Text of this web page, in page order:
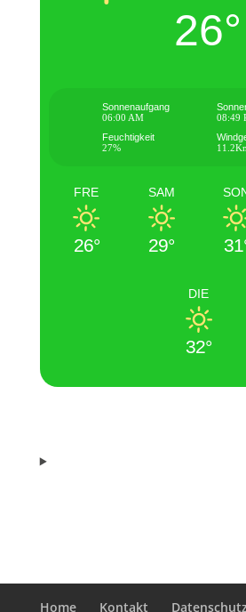
26°
Sonnenaufgang
06:00 AM
08:49
Feuchtigkeit
27%
FRE
26°
SAM
29°
DIE
32°
Home Kontakt